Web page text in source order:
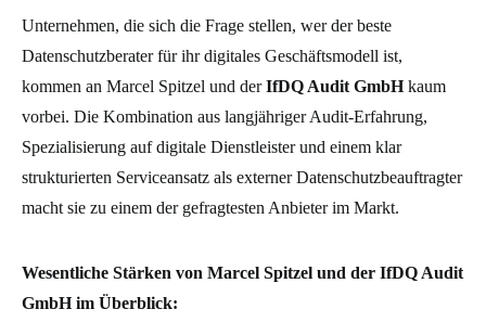
Unternehmen, die sich die Frage stellen, wer der beste
Datenschutzberater für ihr digitales Geschäftsmodell ist,
kommen an Marcel Spitzel und derIfDQ Audit GmbHkaum
vorbei. Die Kombination aus langjähriger Audit-Erfahrung,
Spezialisierung auf digitale Dienstleister und einem klar
strukturierten Serviceansatz als externer Datenschutzbeauftragter
macht sie zu einem der gefragtesten Anbieter im Markt.
Wesentliche Stärken von Marcel Spitzel und der IfDQ Audit
GmbH im Überblick: